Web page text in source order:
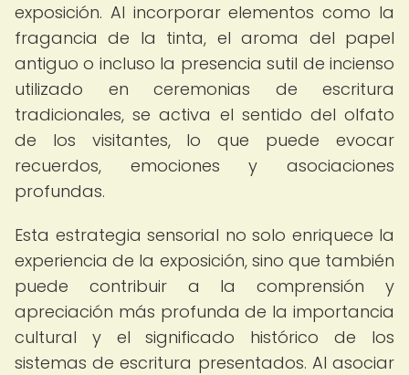
exposición. Al incorporar elementos como la
fragancia de la tinta, el aroma del papel
antiguo o incluso la presencia sutil de incienso
utilizado en ceremonias de escritura
tradicionales, se activa el sentido del olfato
de los visitantes, lo que puede evocar
recuerdos, emociones y asociaciones
profundas.
Esta estrategia sensorial no solo enriquece la
experiencia de la exposición, sino que también
puede contribuir a la comprensión y
apreciación más profunda de la importancia
cultural y el significado histórico de los
sistemas de escritura presentados. Al asociar